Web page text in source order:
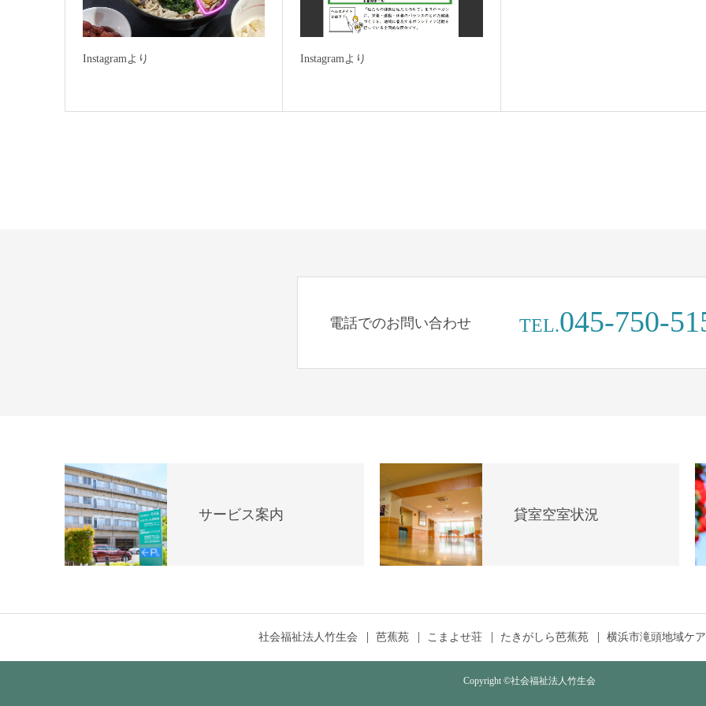
Instagramより Instagramより
電話でのお問い合わせ TEL.045-750-
サービス案内 貸室空室状況
社会福祉法人竹生会 芭蕉苑 こまよせ荘 たきがしら芭蕉苑 横浜市滝頭地域ケ
Copyright ©社会福祉法人竹生会